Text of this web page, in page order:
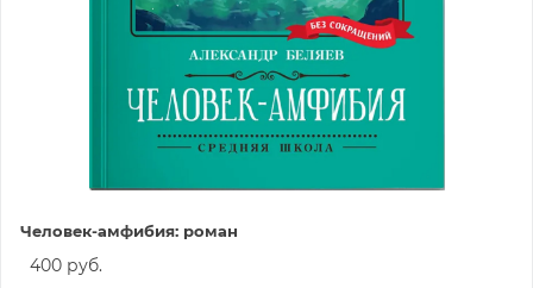
Человек-амфибия: роман
400 руб.